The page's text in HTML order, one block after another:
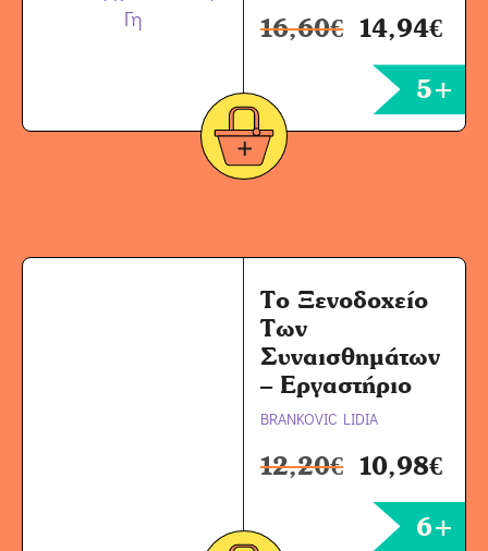
16,60€ 14,94€
5+
Το Ξενοδοχείο
Των
Συναισθημάτων
– Εργαστήριο
BRANKOVIC LIDIA
12,20€ 10,98€
6+